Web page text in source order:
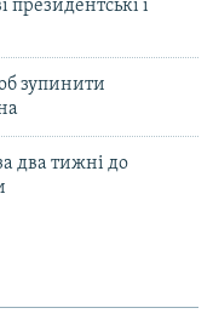
президентські і
зупинити
два тижні до